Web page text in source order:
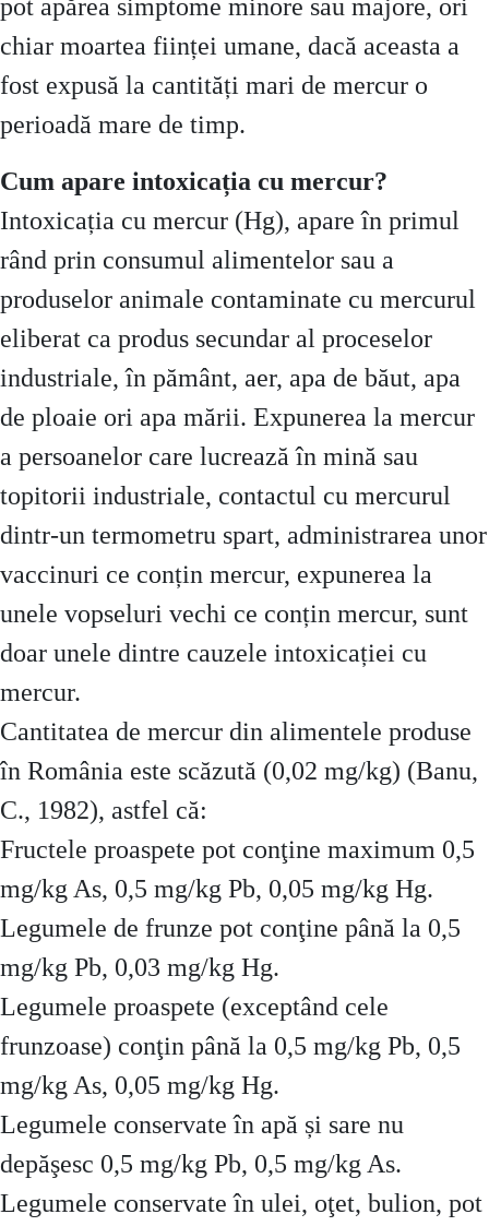
pot apărea simptome minore sau majore, ori
chiar moartea ființei umane, dacă aceasta a
fost expusă la cantități mari de mercur o
perioadă mare de timp.
Cum apare intoxicația cu mercur?
Intoxicația cu mercur (Hg), apare în primul
rând prin consumul alimentelor sau a
produselor animale contaminate cu mercurul
eliberat ca produs secundar al proceselor
industriale, în pământ, aer, apa de băut, apa
de ploaie ori apa mării. Expunerea la mercur
a persoanelor care lucrează în mină sau
topitorii industriale, contactul cu mercurul
dintr-un termometru spart, administrarea unor
vaccinuri ce conțin mercur, expunerea la
unele vopseluri vechi ce conțin mercur, sunt
doar unele dintre cauzele intoxicației cu
mercur.
Cantitatea de mercur din alimentele produse
în România este scăzută (0,02 mg/kg) (Banu,
C., 1982), astfel că:
Fructele proaspete pot conţine maximum 0,5
mg/kg As, 0,5 mg/kg Pb, 0,05 mg/kg Hg.
Legumele de frunze pot conţine până la 0,5
mg/kg Pb, 0,03 mg/kg Hg.
Legumele proaspete (exceptând cele
frunzoase) conţin până la 0,5 mg/kg Pb, 0,5
mg/kg As, 0,05 mg/kg Hg.
Legumele conservate în apă și sare nu
depăşesc 0,5 mg/kg Pb, 0,5 mg/kg As.
Legumele conservate în ulei, oţet, bulion, pot